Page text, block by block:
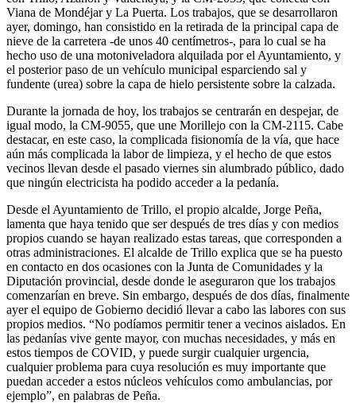
Viana de Mondéjar y La Puerta. Los trabajos, que se desarrollaron
ayer, domingo, han consistido en la retirada de la principal capa de
nieve de la carretera -de unos 40 centímetros-, para lo cual se ha
hecho uso de una motoniveladora alquilada por el Ayuntamiento, y
el posterior paso de un vehículo municipal esparciendo sal y
fundente (urea) sobre la capa de hielo persistente sobre la calzada.
Durante la jornada de hoy, los trabajos se centrarán en despejar, de
igual modo, la CM-9055, que une Morillejo con la CM-2115. Cabe
destacar, en este caso, la complicada fisionomía de la vía, que hace
aún más complicada la labor de limpieza, y el hecho de que estos
vecinos llevan desde el pasado viernes sin alumbrado público, dado
que ningún electricista ha podido acceder a la pedanía.
Desde el Ayuntamiento de Trillo, el propio alcalde, Jorge Peña,
lamenta que haya tenido que ser después de tres días y con medios
propios cuando se hayan realizado estas tareas, que corresponden a
otras administraciones. El alcalde de Trillo explica que se ha puesto
en contacto en dos ocasiones con la Junta de Comunidades y la
Diputación provincial, desde donde le aseguraron que los trabajos
comenzarían en breve. Sin embargo, después de dos días, finalmente
ayer el equipo de Gobierno decidió llevar a cabo las labores con sus
propios medios. “No podíamos permitir tener a vecinos aislados. En
las pedanías vive gente mayor, con muchas necesidades, y más en
estos tiempos de COVID, y puede surgir cualquier urgencia,
cualquier problema para cuya resolución es muy importante que
puedan acceder a estos núcleos vehículos como ambulancias, por
ejemplo”, en palabras de Peña.